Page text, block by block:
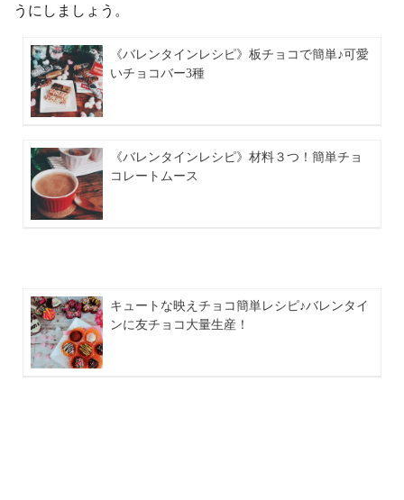
うにしましょう。
《バレンタインレシピ》板チョコで簡単♪可愛
いチョコバー3種
《バレンタインレシピ》材料３つ！簡単チョ
コレートムース
キュートな映えチョコ簡単レシピ♪バレンタイ
ンに友チョコ大量生産！